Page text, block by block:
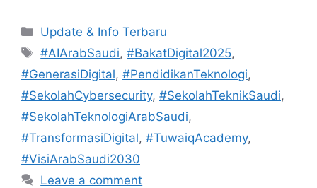
Categories
Update & Info Terbaru
Tags
#AIArabSaudi,#BakatDigital2025,
#GenerasiDigital, #PendidikanTeknologi,
#SekolahCybersecurity, #SekolahTeknikSaudi,
#SekolahTeknologiArabSaudi,
#TransformasiDigital, #TuwaiqAcademy,
#VisiArabSaudi2030
Leave a comment